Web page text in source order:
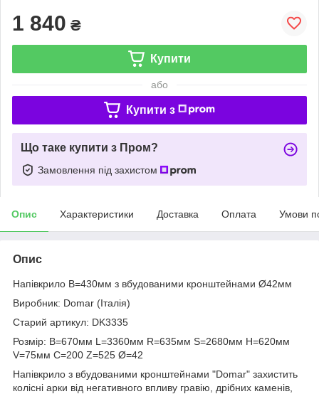
1 840 ₴
Купити
або
Купити з
Що таке купити з Пром?
Замовлення під захистом
Опис Характеристики Доставка Оплата Умови
Опис
Напівкрило В=430мм з вбудованими кронштейнами Ø42мм
Виробник: Domar (Італія)
Старий артикул: DK3335
Розмір: B=670мм L=3360мм R=635мм S=2680мм H=620мм
V=75мм C=200 Z=525 Ø=42
Напівкрило з вбудованими кронштейнами "Domar" захистить
колісні арки від негативного впливу гравію, дрібних каменів,